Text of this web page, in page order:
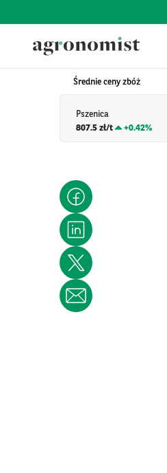
Średnie ceny zbóż
Pszenica
807.5 zł/t
+0.42%